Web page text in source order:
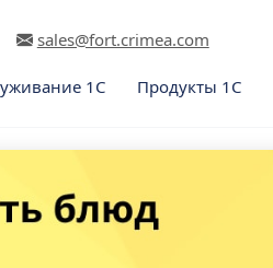
sales@fort.crimea.com
1С Продукты 1С